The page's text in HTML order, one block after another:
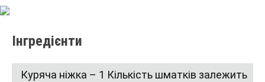
Інгредієнти
Куряча ніжка – 1 Кількість шматків залежить